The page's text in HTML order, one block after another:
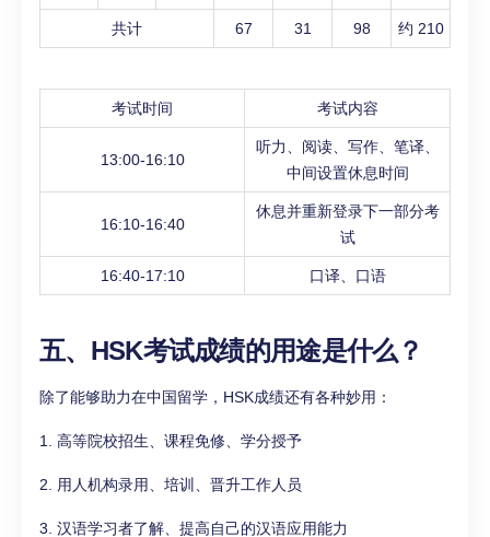
共计 67 31 98 约 210
考试时间 考试内容
13:00-16:10
听力、阅读、写作、笔译、
中间设置休息时间
16:10-16:40
休息并重新登录下一部分考
试
16:40-17:10 口译、口语
五、HSK考试成绩的用途是什么？
除了能够助力在中国留学，HSK成绩还有各种妙用：
1. 高等院校招生、课程免修、学分授予
2. 用人机构录用、培训、晋升工作人员
3. 汉语学习者了解、提高自己的汉语应用能力